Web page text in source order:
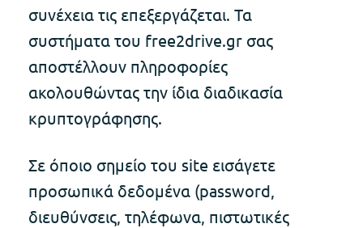
συνέχεια τις επεξεργάζεται. Τα
συστήματα του free2drive.gr σας
αποστέλλουν πληροφορίες
ακολουθώντας την ίδια διαδικασία
κρυπτογράφησης.
Σε όποιο σημείο του site εισάγετε
προσωπικά δεδομένα (password,
διευθύνσεις, τηλέφωνα, πιστωτικές